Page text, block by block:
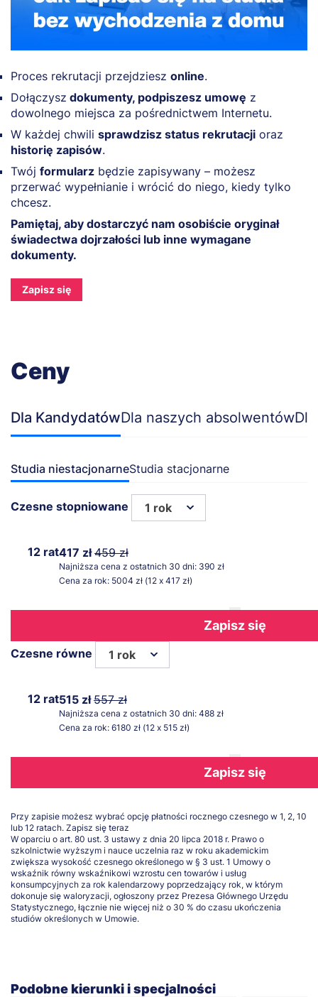
Proces rekrutacji przejdziesz online.
Dołączysz dokumenty, podpiszesz umowę z
dowolnego miejsca za pośrednictwem Internetu.
W każdej chwili sprawdzisz status rekrutacji oraz
historię zapisów.
Twój formularz będzie zapisywany – możesz
przerwać wypełnianie i wrócić do niego, kiedy tylko
chcesz.
Pamiętaj, aby dostarczyć nam osobiście oryginał
świadectwa dojrzałości lub inne wymagane
dokumenty.
Zapisz się
Ceny
Dla KandydatówDla naszych absolwentów
Studia niestacjonarneStudia stacjonarne
Czesne stopniowane 1 rok
12 rat417 zł459 zł
Najniższa cena z ostatnich 30 dni: 390 zł
Cena za rok: 5004 zł (12 x 417 zł)
Zapisz się
Czesne równe 1 rok
12 rat515 zł557 zł
Najniższa cena z ostatnich 30 dni: 488 zł
Cena za rok: 6180 zł (12 x 515 zł)
Zapisz się
Przy zapisie możesz wybrać opcję płatności rocznego czesnego w 1, 2, 10
lub 12 ratach. Zapisz się teraz
W oparciu o art. 80 ust. 3 ustawy z dnia 20 lipca 2018 r. Prawo o
szkolnictwie wyższym i nauce uczelnia raz w roku akademickim
zwiększa wysokość czesnego określonego w § 3 ust. 1 Umowy o
wskaźnik równy wskaźnikowi wzrostu cen towarów i usług
konsumpcyjnych za rok kalendarzowy poprzedzający rok, w którym
dokonuje się waloryzacji, ogłoszony przez Prezesa Głównego Urzędu
Statystycznego, łącznie nie więcej niż o 30 % do czasu ukończenia
studiów określonych w Umowie.
Podobne kierunki i specjalności